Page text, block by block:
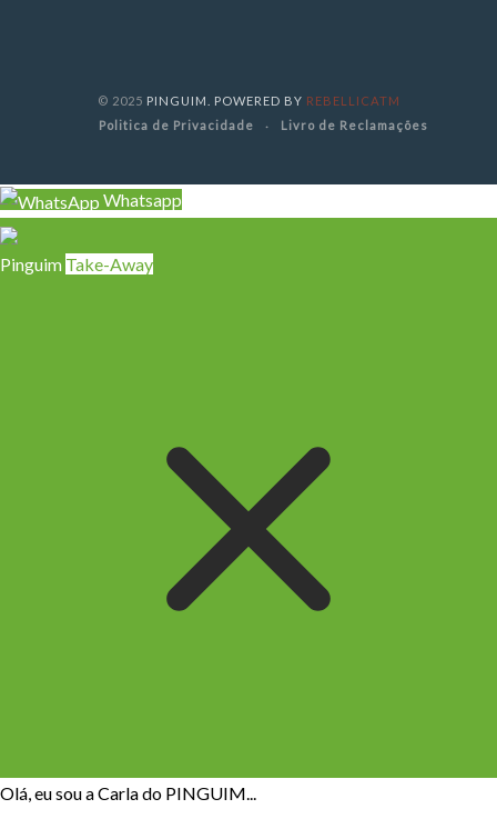
© 2025 PINGUIM. POWERED BY REBELLICATM
Politica de Privacidade
Livro de Reclamações
Whatsapp
Pinguim Take-Away
Olá, eu sou a Carla do PINGUIM...